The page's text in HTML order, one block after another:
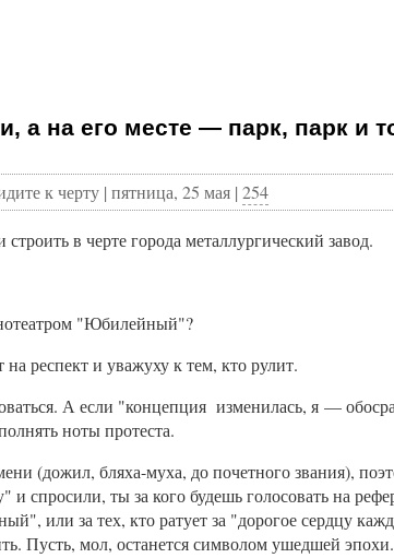
а на его месте — парк, парк и
к черту | пятница, 25 мая |254
в черте города металлургический завод.
"Юбилейный"?
респект и уважуху к тем, кто рулит.
А если "концепция изменилась, я —
ноты протеста.
(дожил, бляха-муха, до почетного звания),
спросили, ты за кого будешь голосовать на
или за тех, кто ратует за "дорогое сердцу
Пусть, мол, останется символом ушедшей эпохи.